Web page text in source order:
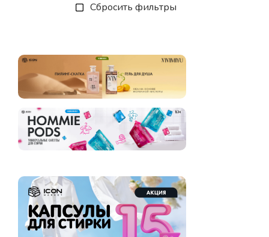
Сбросить фильтры